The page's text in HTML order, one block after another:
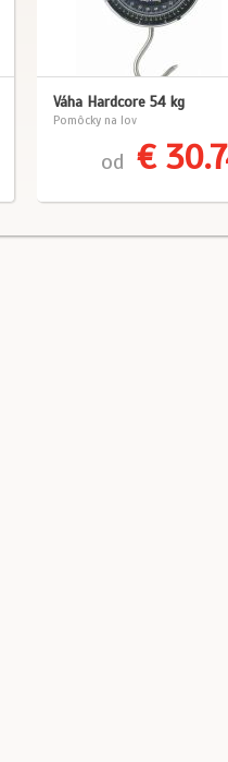
Váha Hardcore 54 kg
Pomôcky na lov
od €